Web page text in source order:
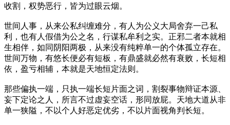
收割，权势恶行，皆为过眼云烟。
世间人事，从来公私纠缠难分，有人为公义大局舍弃一己私
利，也有人假借为公之名，行谋私牟利之实。正邪二者本就相
生相伴，如同阴阳两极，从来没有纯粹单一的个体孤立存在。
世间万物，有悠长便必有短板，有鼎盛就必然有衰败，长短相
依，盈亏相辅，本就是天地恒定法则。
那些偏执一端，只执一端长短片面之词，割裂事物辩证本源、
妄下定论之人，所言不过虚妄空话，形同放屁。天地大道从非
单一狭隘，不以个人好恶定优劣，不以片面视角判长短。